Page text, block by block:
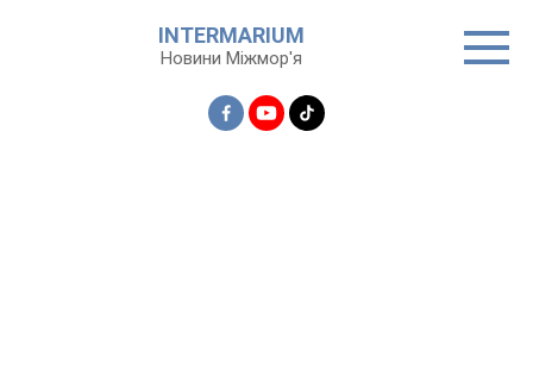
INTERMARIUM
Новини Міжмор'я